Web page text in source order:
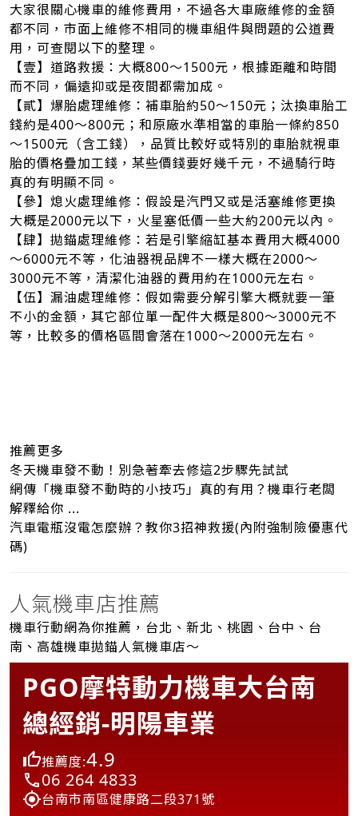
大家很關心機車的維修費用，不過各大車廠維修的金額
都不同，市面上維修不相同的機車組件與問題的公道費
用，可查閱以下的整理。
【壹】道路救援：大概800～1500元，根據距離和時間
而不同，偏遠抑或是夜間都需加成。
【貳】爆胎處理維修：補車胎約50～150元；汰換車胎工
錢約是400～800元；和原廠水準相當的車胎一條約850
～1500元（含工錢），品質比較好或特別的車胎就視車
胎的價格疊加工錢，某些價錢要好幾千元，不過騎行時
真的有明顯不同。
【參】熄火處理維修：假設是汽門又或是活塞維修更換
大概是2000元以下，火星塞低價一些大約200元以內。
【肆】拋錨處理維修：若是引擎縮缸基本費用大概4000
～6000元不等，化油器視品牌不一樣大概在2000～
3000元不等，清潔化油器的費用約在1000元左右。
【伍】漏油處理維修：假如需要分解引擎大概就要一筆
不小的金額，其它部位單一配件大概是800～3000元不
等，比較多的價格區間會落在1000～2000元左右。
推薦更多
冬天機車發不動！別急著牽去修這2步驟先試試
網傳「機車發不動時的小技巧」真的有用？機車行老闆
解釋給你 ...
汽車電瓶沒電怎麼辦？教你3招神救援(內附強制險優惠代
碼)
人氣機車店推薦
機車行動網為你推薦，台北、新北、桃園、台中、台
南、高雄機車拋錨人氣機車店～
PGO摩特動力機車大台南
總經銷-明陽車業
推薦度:4.9
06 264 4833
台南市南區健康路二段371號